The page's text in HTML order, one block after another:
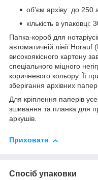
об'єм архіву: до 250
кількість в упаковці:
Папка-короб для
автоматичній лінії Horauf
високоякісного картону
спеціального міцного
коричневого кольору. Її
зберігання архівних
Для кріплення паперів
зшивання та планка для
аркушів.
Приховати
Спосіб упаковки